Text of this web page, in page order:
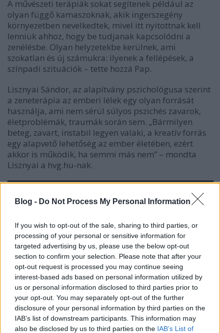
Blog - Do Not Process My Personal Information
If you wish to opt-out of the sale, sharing to third parties, or
processing of your personal or sensitive information for
targeted advertising by us, please use the below opt-out
section to confirm your selection. Please note that after your
opt-out request is processed you may continue seeing
interest-based ads based on personal information utilized by
us or personal information disclosed to third parties prior to
your opt-out. You may separately opt-out of the further
disclosure of your personal information by third parties on the
IAB’s list of downstream participants. This information may
also be disclosed by us to third parties on the IAB’s List of
A művészeti terápiák sokat segítenek például az
olyan függő kamaszoknak, akik ingerszegény
környezetben nevelkedtek, mivel itt nyitottnak kell
lenniük ahhoz, hogy be tudjanak kapcsolódni a
zenélésbe. Olyan helyzetekbe kerülnek, ami
szokatlan és új számukra: ilyenek a fellépések, a
színpadi szituációk – tette hozzá Pap.
Lisznyai Sándor, az alapítvány pszichológusa szerint
a zeneterápia az emberi lélek egy olyan forrását
használja, ami nem sérül súlyos pszichés zavarok,
életproblémák, traumák során sem. „Bármilyen
beteg, zavart, instabil legyen valaki, a kreatív forrás
egy alapvető lehetőség az ember életében, ezért
akkor is működik, ha semmi más nem” – mondta
Lisznyai a hvg.hu-nak.